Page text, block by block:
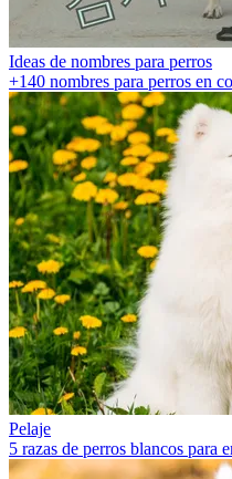
Ideas de nombres para perros
+140 nombres para perros en
Pelaje
5 razas de perros blancos para